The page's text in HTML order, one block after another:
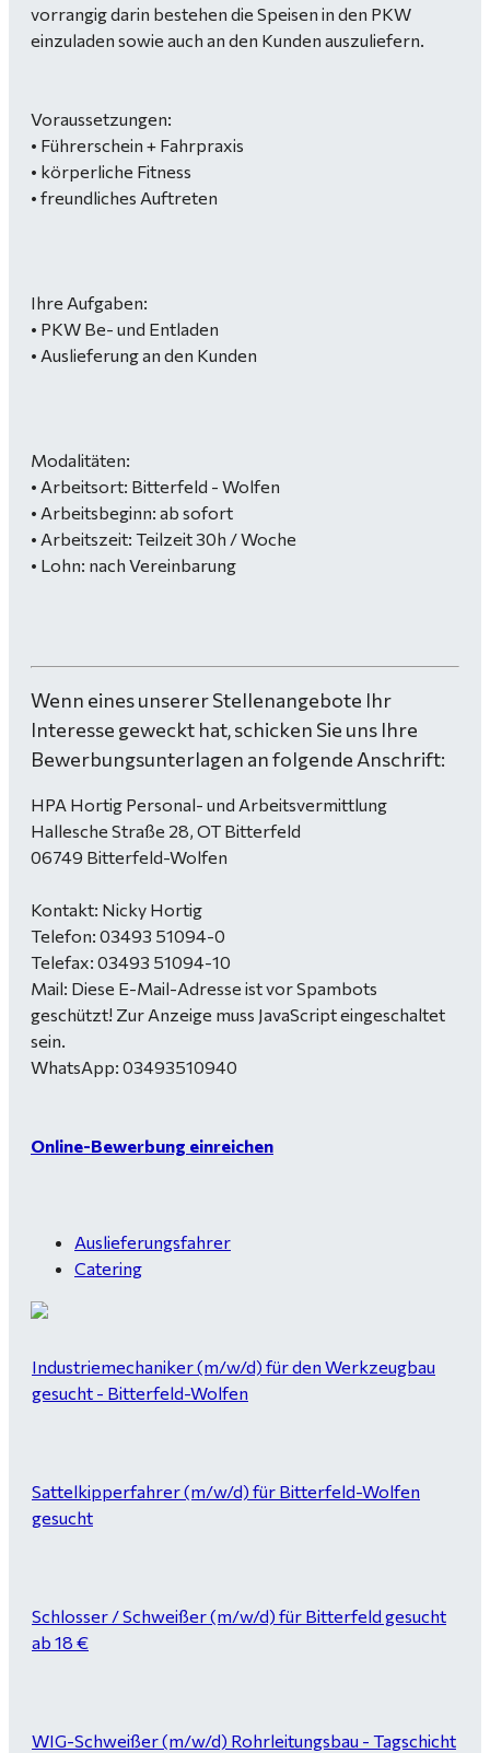
vorrangig darin bestehen die Speisen in den PKW
einzuladen sowie auch an den Kunden auszuliefern.
Voraussetzungen:
• Führerschein + Fahrpraxis
• körperliche Fitness
• freundliches Auftreten
Ihre Aufgaben:
• PKW Be- und Entladen
• Auslieferung an den Kunden
Modalitäten:
• Arbeitsort: Bitterfeld - Wolfen
• Arbeitsbeginn: ab sofort
• Arbeitszeit: Teilzeit 30h / Woche
• Lohn: nach Vereinbarung
Wenn eines unserer Stellenangebote Ihr
Interesse geweckt hat, schicken Sie uns Ihre
Bewerbungsunterlagen an folgende Anschrift:
HPA Hortig Personal- und Arbeitsvermittlung
Hallesche Straße 28, OT Bitterfeld
06749 Bitterfeld-Wolfen
Kontakt: Nicky Hortig
Telefon: 03493 51094-0
Telefax: 03493 51094-10
Mail: Diese E-Mail-Adresse ist vor Spambots
geschützt! Zur Anzeige muss JavaScript eingeschaltet
sein.
WhatsApp: 03493510940
Online-Bewerbung einreichen
Auslieferungsfahrer
Catering
Industriemechaniker (m/w/d) für den Werkzeugbau
gesucht - Bitterfeld-Wolfen
Sattelkipperfahrer (m/w/d) für Bitterfeld-Wolfen
gesucht
Schlosser / Schweißer (m/w/d) für Bitterfeld gesucht
ab 18 €
WIG-Schweißer (m/w/d) Rohrleitungsbau - Tagschicht